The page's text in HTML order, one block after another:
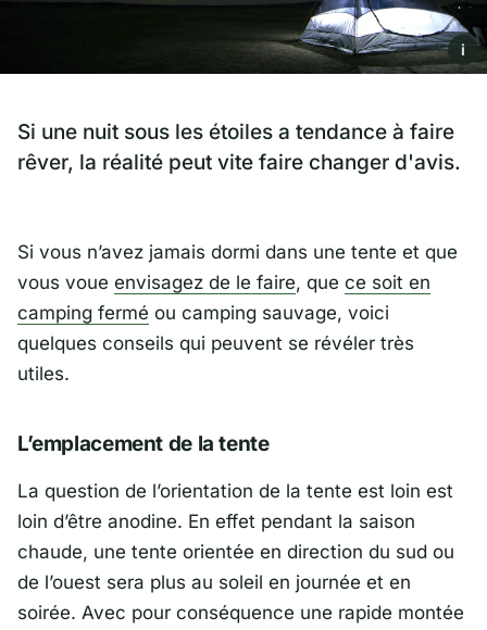
i
Si une nuit sous les étoiles a tendance à faire
rêver, la réalité peut vite faire changer d'avis.
Si vous n’avez jamais dormi dans une tente et que
vous voue envisagez de le faire, que ce soit en
camping fermé ou camping sauvage, voici
quelques conseils qui peuvent se révéler très
utiles.
L’emplacement de la tente
La question de l’orientation de la tente est loin est
loin d’être anodine. En effet pendant la saison
chaude, une tente orientée en direction du sud ou
de l’ouest sera plus au soleil en journée et en
soirée. Avec pour conséquence une rapide montée